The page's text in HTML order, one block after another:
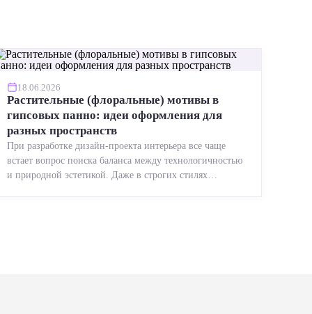
18.06.2026
Растительные (флоральные) мотивы в
гипсовых панно: идеи оформления для
разных пространств
При разработке дизайн-проекта интерьера все чаще
встает вопрос поиска баланса между технологичностью
и природной эстетикой. Даже в строгих стилях